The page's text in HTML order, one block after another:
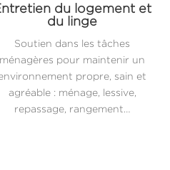
du logement et
du linge
Soutien dans les tâches
ménagères pour maintenir un
propre, sain et
agréable : ménage, lessive,
repassage, rangement…